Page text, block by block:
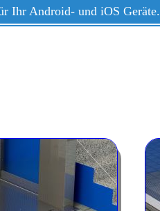
Ihr Android- und iOS Geräte.